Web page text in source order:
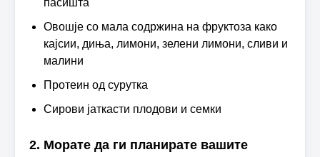
пасишта
Овошје со мала содржина на фруктоза како
кајсии, диња, лимони, зелени лимони, сливи и
малини
Протеин од сурутка
Сирови јаткасти плодови и семки
2. Морате да ги планирате вашите